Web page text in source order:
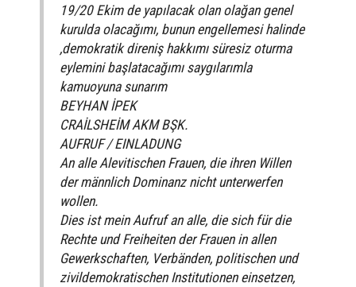
19/20 Ekim de yapılacak olan olağan genel
kurulda olacağımı, bunun engellemesi halinde
,demokratik direniş hakkımı süresiz oturma
eylemini başlatacağımı saygılarımla
kamuoyuna sunarım
BEYHAN İPEK
CRAİLSHEİM AKM BŞK.
AUFRUF / EINLADUNG
An alle Alevitischen Frauen, die ihren Willen
der männlich Dominanz nicht unterwerfen
wollen.
Dies ist mein Aufruf an alle, die sich für die
Rechte und Freiheiten der Frauen in allen
Gewerkschaften, Verbänden, politischen und
zivildemokratischen Institutionen einsetzen,